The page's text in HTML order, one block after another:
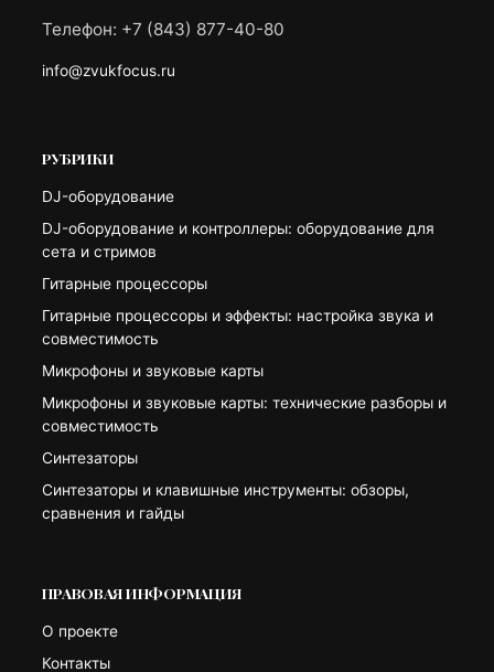
Телефон: +7 (843) 877-40-80
info@zvukfocus.ru
РУБРИКИ
DJ-оборудование
DJ-оборудование и контроллеры: оборудование для
сета и стримов
Гитарные процессоры
Гитарные процессоры и эффекты: настройка звука и
совместимость
Микрофоны и звуковые карты
Микрофоны и звуковые карты: технические разборы и
совместимость
Синтезаторы
Синтезаторы и клавишные инструменты: обзоры,
сравнения и гайды
ПРАВОВАЯ ИНФОРМАЦИЯ
О проекте
Контакты